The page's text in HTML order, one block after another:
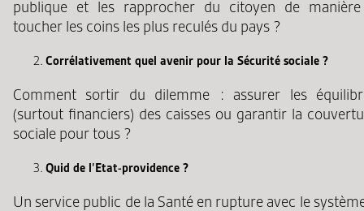
publique et les rapprocher du citoyen de
toucher les coins les plus reculés du pays ?
Corrélativement quel avenir pour la Sécurité sociale ?
Comment sortir du dilemme : assurer les
(surtout financiers) des caisses ou garantir la
sociale pour tous ?
Quid de l’Etat-providence ?
Un service public de la Santé en rupture avec le